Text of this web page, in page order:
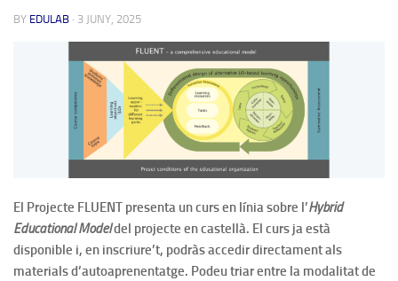
BY EDULAB · 3 JUNY, 2025
El Projecte FLUENT presenta un curs en línia sobre l’Hybrid
Educational Modeldel projecte en castellà. El curs ja està
disponible i, en inscriure’t, podràs accedir directament als
materials d’autoaprenentatge. Podeu triar entre la modalitat de